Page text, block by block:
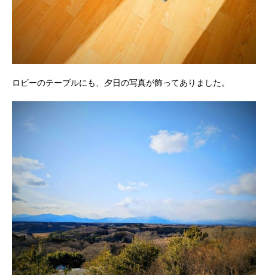
ロビーのテーブルにも、夕日の写真が飾ってありました。